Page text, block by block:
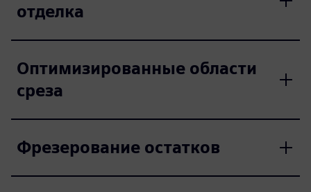
отделка
Оптимизированные области
среза
Фрезерование остатков